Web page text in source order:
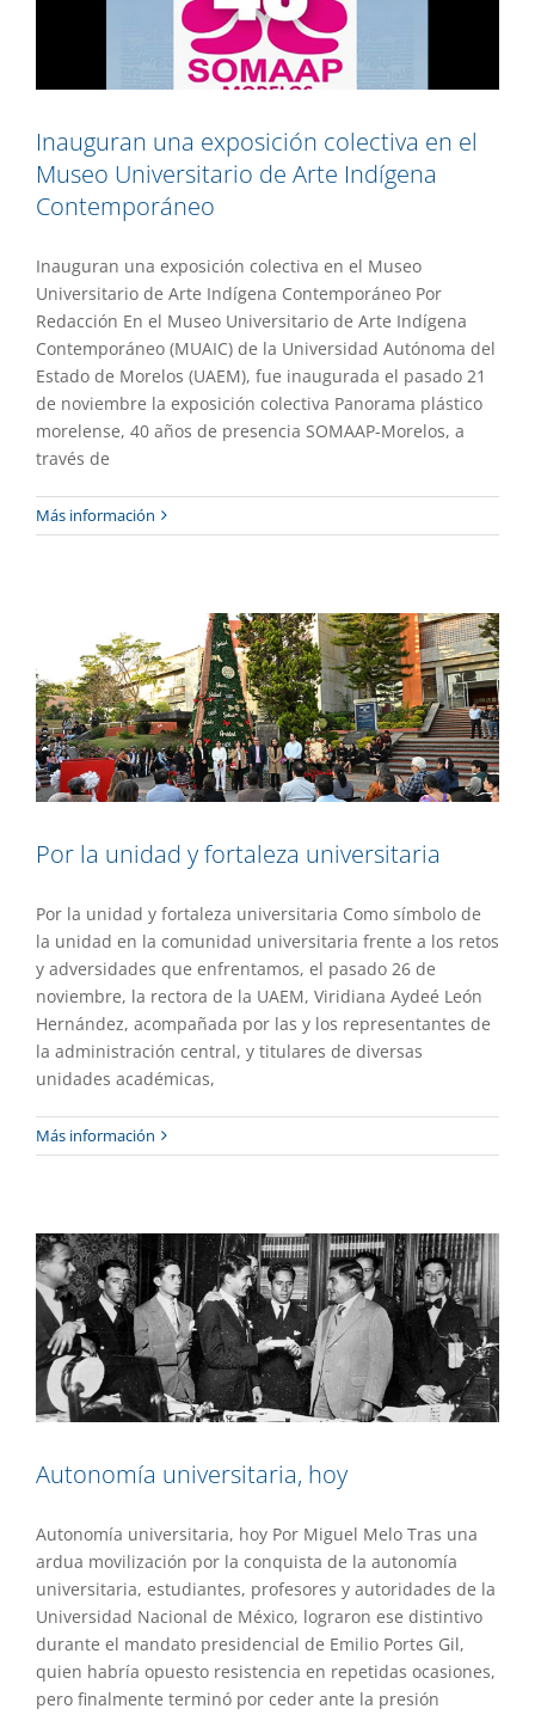
Inauguran una exposición colectiva en el
Museo Universitario de Arte Indígena
Contemporáneo
Inauguran una exposición colectiva en el Museo
Universitario de Arte Indígena Contemporáneo Por
Redacción En el Museo Universitario de Arte Indígena
Contemporáneo (MUAIC) de la Universidad Autónoma del
Estado de Morelos (UAEM), fue inaugurada el pasado 21
de noviembre la exposición colectiva Panorama plástico
morelense, 40 años de presencia SOMAAP-Morelos, a
través de
Más información
Por la unidad y fortaleza universitaria
Por la unidad y fortaleza universitaria
Por la unidad y fortaleza universitaria Como símbolo de
la unidad en la comunidad universitaria frente a los retos
y adversidades que enfrentamos, el pasado 26 de
noviembre, la rectora de la UAEM, Viridiana Aydeé León
Hernández, acompañada por las y los representantes de
la administración central, y titulares de diversas
unidades académicas,
Más información
Autonomía universitaria, hoy
Autonomía universitaria, hoy
Autonomía universitaria, hoy Por Miguel Melo Tras una
ardua movilización por la conquista de la autonomía
universitaria, estudiantes, profesores y autoridades de la
Universidad Nacional de México, lograron ese distintivo
durante el mandato presidencial de Emilio Portes Gil,
quien habría opuesto resistencia en repetidas ocasiones,
pero finalmente terminó por ceder ante la presión